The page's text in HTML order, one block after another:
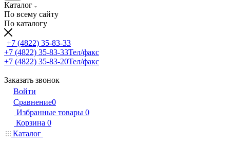
Каталог
По всему сайту
По каталогу
+7 (4822) 35-83-33
+7 (4822) 35-83-33Тел/факс
+7 (4822) 35-83-20Тел/факс
Заказать звонок
Войти
Сравнение0
Избранные товары 0
Корзина 0
Каталог